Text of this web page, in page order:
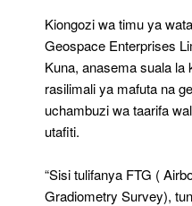
Kiongozi wa timu ya
Geospace Enterprises
Kuna, anasema suala
rasilimali ya mafuta na
uchambuzi wa taarifa
utafiti.
“Sisi tulifanya FTG (
Gradiometry Survey),